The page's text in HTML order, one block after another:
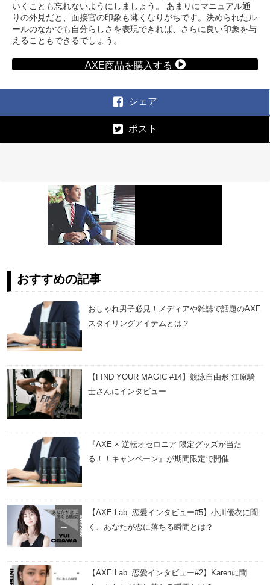
いくことも忘れないようにしましょう。 あまりにマニュアル通
りの外見だと、面接官の印象も薄くなりがちです。決められたル
ールのなかでも自分らしさを表現できれば、さらに良い印象を与
えることもできるでしょう。
AXE商品を購入する
シェア
ポスト
おすすめの記事
おしゃれ男子必見！メディアや雑誌で話題のAXE
スタイリングアイテムとは？
【FIND YOUR MAGIC #14】競泳自由形 江原騎
士さんにインタビュー
『AXE × 逆転オセロニア 限定グッズが当た
る！！キャンペーン』が期間限定で開催
【AXE Lab. 恋愛インタビュー#5】小川優衣に聞
く、あなたが恋に落ちる瞬間とは？
【AXE Lab. 恋愛インタビュー#2】Karenに聞